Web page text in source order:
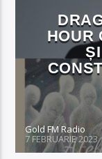
HOUR
Gold FM Radio
7 FEBRUARIE 2023